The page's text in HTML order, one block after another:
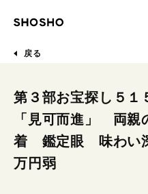
戻る
第３部お宝探し５
「見可而進」 両親
着 鑑定眼 味わい
万円弱